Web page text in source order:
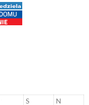
S
N